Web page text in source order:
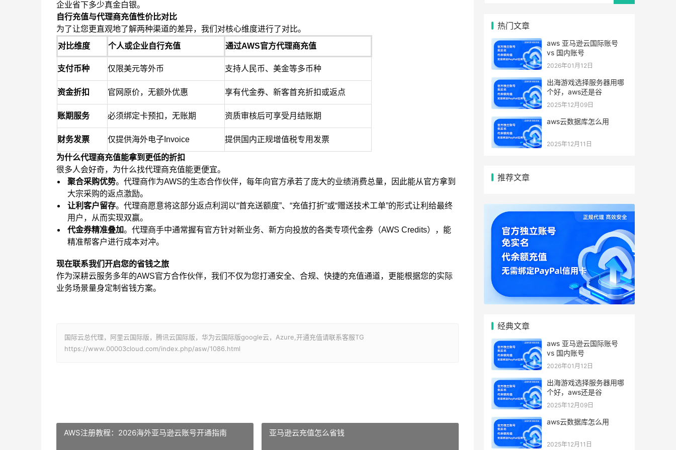
企业省下多少真金白银。
自行充值与代理商充值性价比对比
为了让您更直观地了解两种渠道的差异，我们对核心维度进行了对比。
对比维度
个人或企业自行充值 通过AWS官方代理商充值
支付币种 仅限美元等外币 支持人民币、美金等多币种
资金折扣 官网原价，无额外优惠 享有代金券、新客首充折扣或返点
账期服务 必须绑定卡预扣，无账期 资质审核后可享受月结账期
财务发票 仅提供海外电子Invoice 提供国内正规增值税专用发票
为什么代理商充值能拿到更低的折扣
很多人会好奇，为什么找代理商充值能更便宜。
聚合采购优势。代理商作为AWS的生态合作伙伴，每年向官方承若了庞大的业绩消费总量，因此能从官方拿到
大宗采购的返点激励。
让利客户留存。代理商愿意将这部分返点利润以“首充送额度”、“充值打折”或“赠送技术工单”的形式让利给最终
用户，从而实现双赢。
代金券精准叠加。代理商手中通常握有官方针对新业务、新方向投放的各类专项代金券（AWS Credits），能
精准帮客户进行成本对冲。
现在联系我们开启您的省钱之旅
作为深耕云服务多年的AWS官方合作伙伴，我们不仅为您打通安全、合规、快捷的充值通道，更能根据您的实际
业务场景量身定制省钱方案。
国际云总代理，阿里云国际版，腾讯云国际版，华为云国际版google云，Azure,开通充值请联系客服TG
https://www.00003cloud.com/index.php/asw/1086.html
AWS注册教程：2026海外亚马逊云账号开通指南 亚马逊云充值怎么省钱
热门文章
aws 亚马逊云国际账号
vs 国内账号
2026年01月12日
出海游戏选择服务器用哪
个好，aws还是谷
2025年12月09日
aws云数据库怎么用
2025年12月11日
推荐文章
经典文章
aws 亚马逊云国际账号
vs 国内账号
2026年01月12日
出海游戏选择服务器用哪
个好，aws还是谷
2025年12月09日
aws云数据库怎么用
2025年12月11日